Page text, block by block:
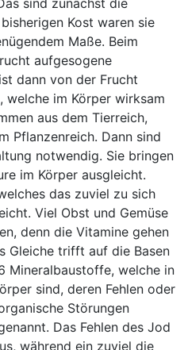
sind zunächst die
Kost waren sie
Maße. Beim
aufgesogene
dann von der Frucht
welche im Körper wirksam
aus dem Tierreich,
Pflanzenreich. Dann sind
notwendig. Sie bringen
im Körper ausgleicht.
das zuviel zu sich
Viel Obst und Gemüse
denn die Vitamine gehen
Gleiche trifft auf die Basen
Mineralbaustoffe, welche in
sind, deren Fehlen oder
Störungen
Das Fehlen des Jod
während ein zuviel die